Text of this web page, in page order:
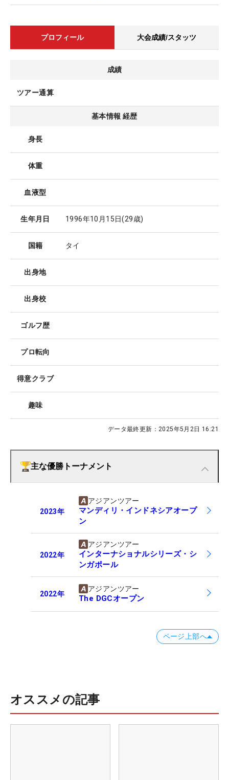
プロフィール 大会成績/スタッツ
成績
ツアー通算
基本情報 経歴
身長
体重
血液型
生年月日 1996年10月15日(29歳)
国籍 タイ
出身地
出身校
ゴルフ歴
プロ転向
得意クラブ
趣味
データ最終更新： 2025年5月2日 16:21
主な優勝トーナメント
2023年
アジアンツアー
マンディリ・インドネシアオープ
ン
2022年
アジアンツアー
インターナショナルシリーズ・シ
ンガポール
2022年
アジアンツアー
The DGCオープン
ページ上部へ
オススメの記事